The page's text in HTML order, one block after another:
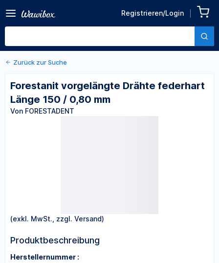
Registrieren/Login
Drähte federhart Länge 150
/ 0,80 mm
Von FORESTADENT
Zurück zu den Produktdetails
Zurück zur Suche
Forestanit vorgelängte Drähte federhart
Länge 150 / 0,80 mm
Von FORESTADENT
(exkl. MwSt., zzgl. Versand)
Produktbeschreibung
Herstellernummer :